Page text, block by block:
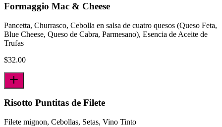
Formaggio Mac & Cheese
Pancetta, Churrasco, Cebolla en salsa de cuatro quesos (Queso Feta,
Blue Cheese, Queso de Cabra, Parmesano), Esencia de Aceite de
Trufas
$32.00
Risotto Puntitas de Filete
Filete mignon, Cebollas, Setas, Vino Tinto